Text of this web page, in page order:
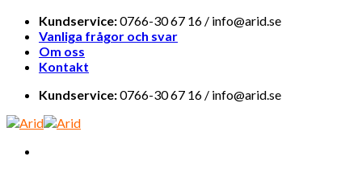
Skip
content
Kundservice:0766-30 67 16 / info@arid.se
Vanliga frågor och svar
Om oss
Kontakt
Kundservice:0766-30 67 16 / info@arid.se